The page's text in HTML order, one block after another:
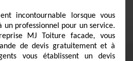
incontournable lorsque vous
un professionnel pour un service.
MJ Toiture facade, vous
de devis gratuitement et à
vous établissent un devis